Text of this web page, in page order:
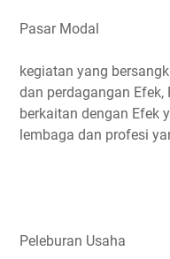
Pasar Modal
kegiatan yang
dan perdagangan
berkaitan dengan Efek
lembaga dan profesi
Peleburan Usaha